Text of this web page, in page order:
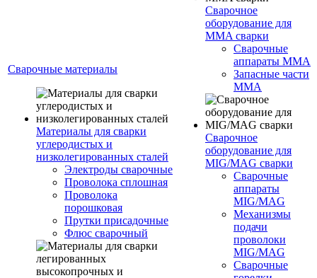
Сварочные материалы
Материалы для сварки
углеродистых и
низколегированных сталей
Электроды сварочные
Проволока сплошная
Проволока
порошковая
Прутки присадочные
Флюс сварочный
Сварочное
оборудование для
MMA сварки
Сварочные
аппараты MMA
Запасные части
MMA
Сварочное
оборудование для
MIG/MAG сварки
Сварочные
аппараты
MIG/MAG
Механизмы
подачи
проволоки
MIG/MAG
Сварочные